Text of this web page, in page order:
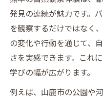
発見の連続が魅力です。
を観察するだけではなく
の変化や行動を通じて、
さを実感できます。これ
学びの幅が広がります。
例えば、山鹿市の公園や